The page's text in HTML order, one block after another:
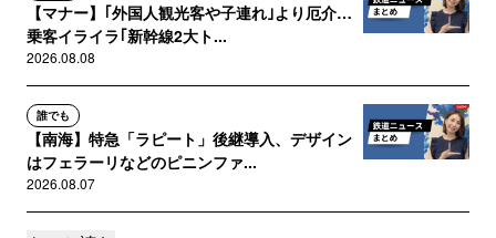
【マナー】｢外国人観光客や子連れ｣より厄介…
乗客イライラ｢新幹線2大ト...
2026.08.08
誰でも
【南海】特急「ラピート」後継導入、デザイン
はフェラーリなどのピニンファ...
2026.08.07